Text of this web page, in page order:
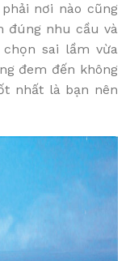
nơi nào cũng
đúng nhu cầu và
sai lầm vừa
đem đến không
nhất là bạn nên